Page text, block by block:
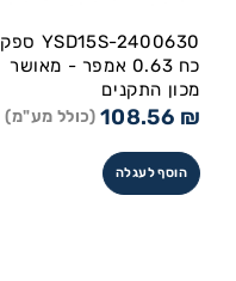
YSD15S-2400630 ספק
כח 0.63 אמפר - מאושר
מכון התקנים
108.56 ₪ (כולל מע"מ)
הוסף לעגלה